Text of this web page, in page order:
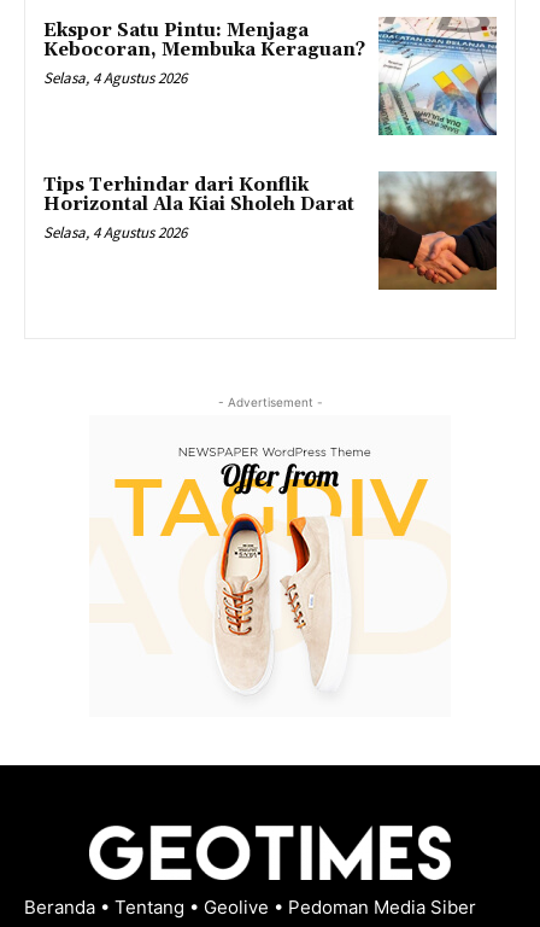
Ekspor Satu Pintu: Menjaga
Kebocoran, Membuka Keraguan?
Selasa, 4 Agustus 2026
Tips Terhindar dari Konflik
Horizontal Ala Kiai Sholeh Darat
Selasa, 4 Agustus 2026
- Advertisement -
Beranda • Tentang • Geolive • Pedoman Media Siber